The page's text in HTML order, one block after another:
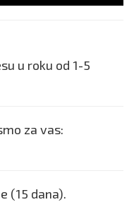
u roku od 1-5
za vas:
(15 dana).